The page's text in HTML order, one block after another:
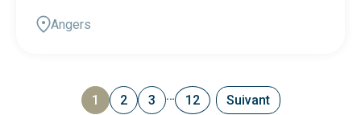
Angers
1 2 3 … 12 Suivant